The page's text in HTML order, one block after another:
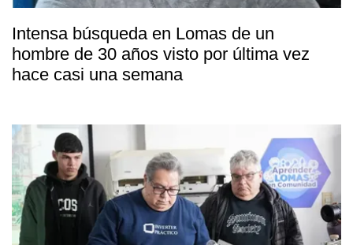
Intensa búsqueda en Lomas de un
hombre de 30 años visto por última vez
hace casi una semana